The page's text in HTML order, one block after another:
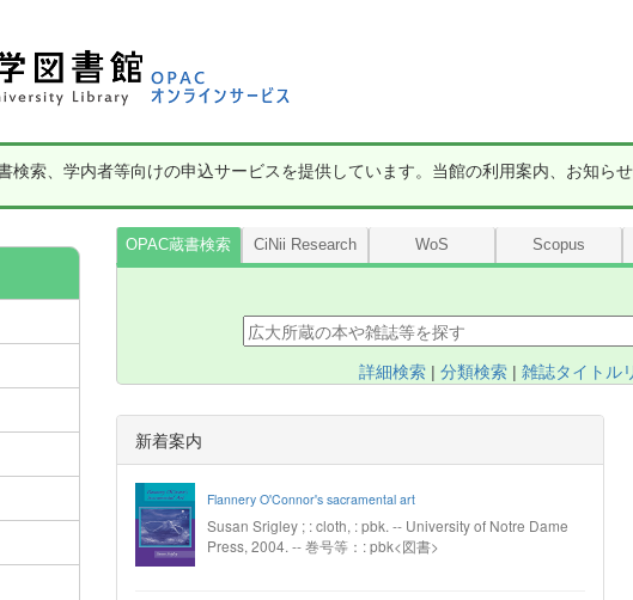
検索、学内者等向けの申込サービスを提供しています。当館の利用案内、お知ら
OPAC蔵書検索 CiNii Research WoS Scopus
詳細検索 |分類検索 |雑誌タイトル
新着案内
Flannery O'Connor's sacramental art
Susan Srigley ; : cloth, : pbk. -- University of Notre Dame
Press, 2004. -- 巻号等：: pbk<図書>